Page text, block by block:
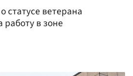
статусе ветерана
работу в зоне